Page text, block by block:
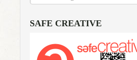
SAFE CREATIVE